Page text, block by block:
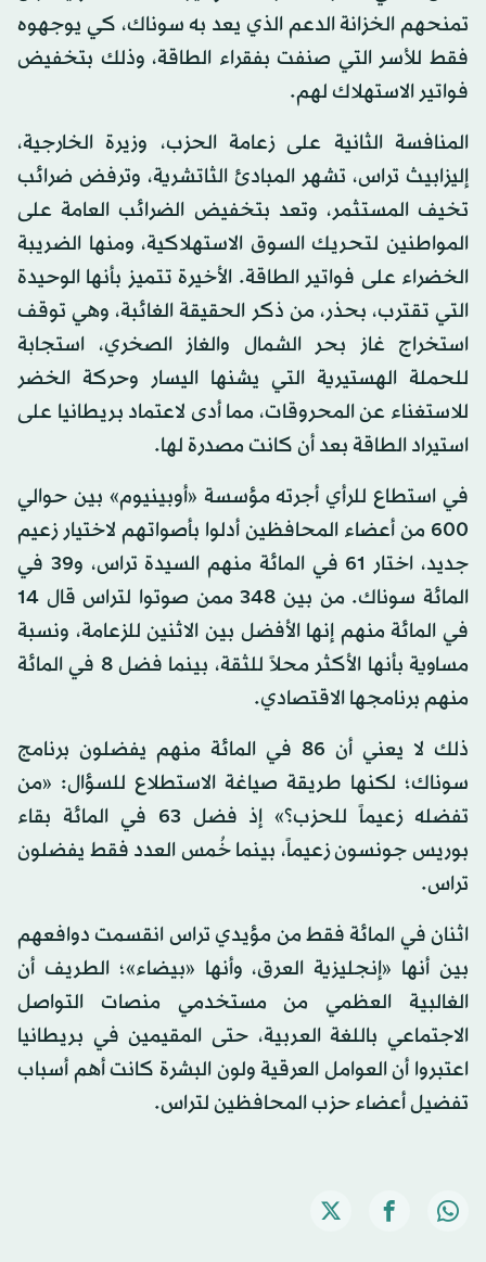
تمنحهم الخزانة الدعم الذي يعد به سوناك، كي يوجهوه
فقط للأسر التي صنفت بفقراء الطاقة، وذلك بتخفيض
فواتير الاستهلاك لهم.
المنافسة الثانية على زعامة الحزب، وزيرة الخارجية،
إليزابيث تراس، تشهر المبادئ الثاتشرية، وترفض ضرائب
تخيف المستثمر، وتعد بتخفيض الضرائب العامة على
المواطنين لتحريك السوق الاستهلاكية، ومنها الضريبة
الخضراء على فواتير الطاقة. الأخيرة تتميز بأنها الوحيدة
التي تقترب، بحذر، من ذكر الحقيقة الغائبة، وهي توقف
استخراج غاز بحر الشمال والغاز الصخري، استجابة
للحملة الهستيرية التي يشنها اليسار وحركة الخضر
للاستغناء عن المحروقات، مما أدى لاعتماد بريطانيا على
استيراد الطاقة بعد أن كانت مصدرة لها.
في استطاع للرأي أجرته مؤسسة «أوبينيوم» بين حوالي
600 من أعضاء المحافظين أدلوا بأصواتهم لاختيار زعيم
جديد، اختار 61 في المائة منهم السيدة تراس، و39 في
المائة سوناك. من بين 348 ممن صوتوا لتراس قال 14
في المائة منهم إنها الأفضل بين الاثنين للزعامة، ونسبة
مساوية بأنها الأكثر محلاً للثقة، بينما فضل 8 في المائة
منهم برنامجها الاقتصادي.
ذلك لا يعني أن 86 في المائة منهم يفضلون برنامج
سوناك؛ لكنها طريقة صياغة الاستطلاع للسؤال: «من
تفضله زعيماً للحزب؟» إذ فضل 63 في المائة بقاء
بوريس جونسون زعيماً، بينما خُمس العدد فقط يفضلون
تراس.
اثنان في المائة فقط من مؤيدي تراس انقسمت دوافعهم
بين أنها «إنجليزية العرق، وأنها «بيضاء»؛ الطريف أن
الغالبية العظمي من مستخدمي منصات التواصل
الاجتماعي باللغة العربية، حتى المقيمين في بريطانيا
اعتبروا أن العوامل العرقية ولون البشرة كانت أهم أسباب
تفضيل أعضاء حزب المحافظين لتراس.